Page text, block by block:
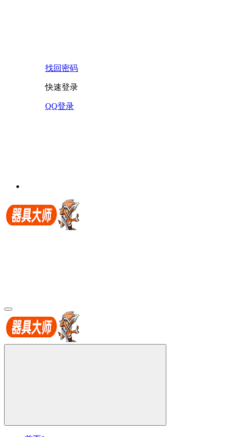
找回密码
快速登录
QQ登录